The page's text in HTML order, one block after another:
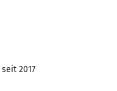
2017